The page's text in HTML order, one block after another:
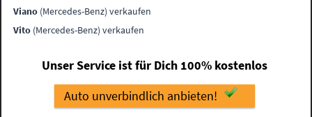
Viano (Mercedes-Benz) verkaufen
Vito (Mercedes-Benz) verkaufen
Unser Service ist für Dich 100% kostenlos
Auto unverbindlich anbieten!